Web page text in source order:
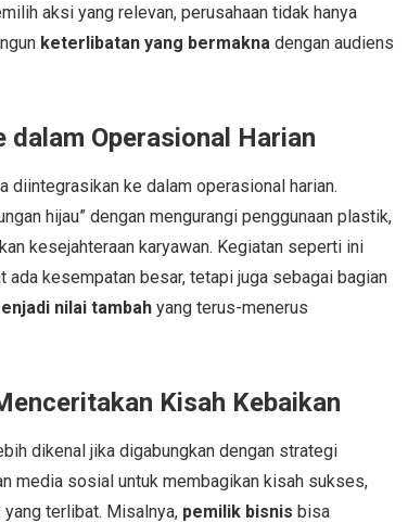
aksi yang relevan, perusahaan tidak hanya
keterlibatan yang bermakna dengan audiens
Operasional Harian
diintegrasikan ke dalam operasional harian.
hijau” dengan mengurangi penggunaan plastik,
kesejahteraan karyawan. Kegiatan seperti ini
ada kesempatan besar, tetapi juga sebagai bagian
nilai tambah yang terus-menerus
Kisah Kebaikan
dikenal jika digabungkan dengan strategi
media sosial untuk membagikan kisah sukses,
terlibat. Misalnya, pemilik bisnis bisa